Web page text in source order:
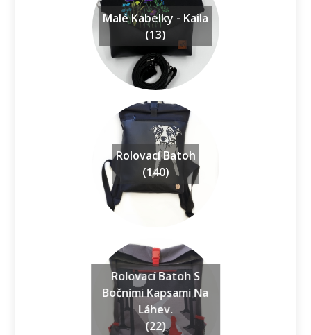
Malé Kabelky - Kaila
(13)
Rolovací Batoh
(140)
Rolovací Batoh S
Bočními Kapsami Na
Láhev.
(22)